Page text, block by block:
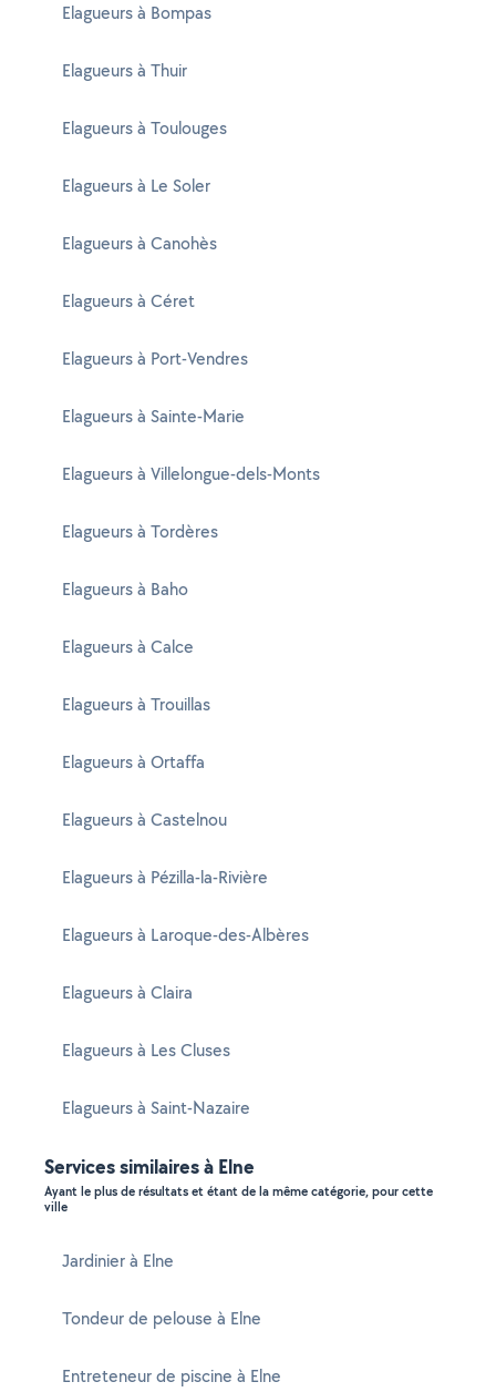
Elagueurs à Bompas
Elagueurs à Thuir
Elagueurs à Toulouges
Elagueurs à Le Soler
Elagueurs à Canohès
Elagueurs à Céret
Elagueurs à Port-Vendres
Elagueurs à Sainte-Marie
Elagueurs à Villelongue-dels-Monts
Elagueurs à Tordères
Elagueurs à Baho
Elagueurs à Calce
Elagueurs à Trouillas
Elagueurs à Ortaffa
Elagueurs à Castelnou
Elagueurs à Pézilla-la-Rivière
Elagueurs à Laroque-des-Albères
Elagueurs à Claira
Elagueurs à Les Cluses
Elagueurs à Saint-Nazaire
Services similaires à Elne
Ayant le plus de résultats et étant de la même catégorie, pour cette
ville
Jardinier à Elne
Tondeur de pelouse à Elne
Entreteneur de piscine à Elne